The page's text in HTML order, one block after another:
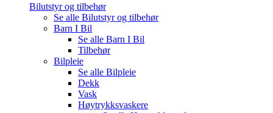
Bilutstyr og tilbehør
Se alle Bilutstyr og tilbehør
Barn I Bil
Se alle Barn I Bil
Tilbehør
Bilpleie
Se alle Bilpleie
Dekk
Vask
Høytrykksvaskere